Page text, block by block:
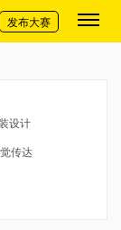
切换导航
发布大赛
设计
传达